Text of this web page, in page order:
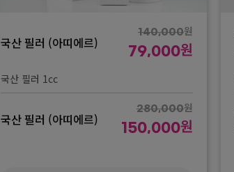
국산 필러 (아띠에르)
140,000원
79,000원
국산 필러 1cc
국산 필러 (아띠에르)
280,000원
150,000원